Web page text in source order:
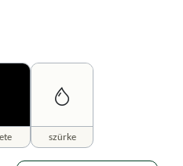
szürke